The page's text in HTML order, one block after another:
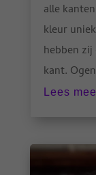
alle
kleur
hebben
kant.
Lees